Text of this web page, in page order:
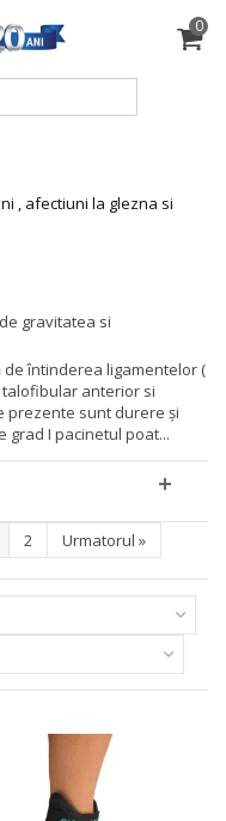
0
, afectiuni la glezna si
gravitatea si
de întinderea ligamentelor (
anterior si
prezente sunt durere şi
grad I pacinetul poat...
2 Urmatorul »